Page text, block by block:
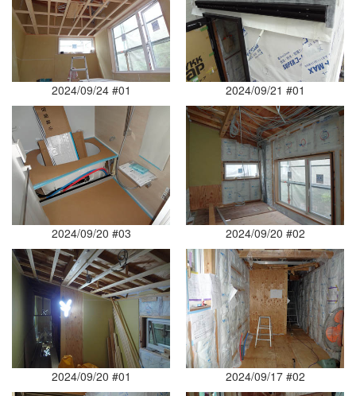
2024/09/24 #01 2024/09/21 #01
2024/09/20 #03 2024/09/20 #02
2024/09/20 #01 2024/09/17 #02